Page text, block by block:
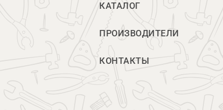
КАТАЛОГ
ПРОИЗВОДИТЕЛИ
КОНТАКТЫ